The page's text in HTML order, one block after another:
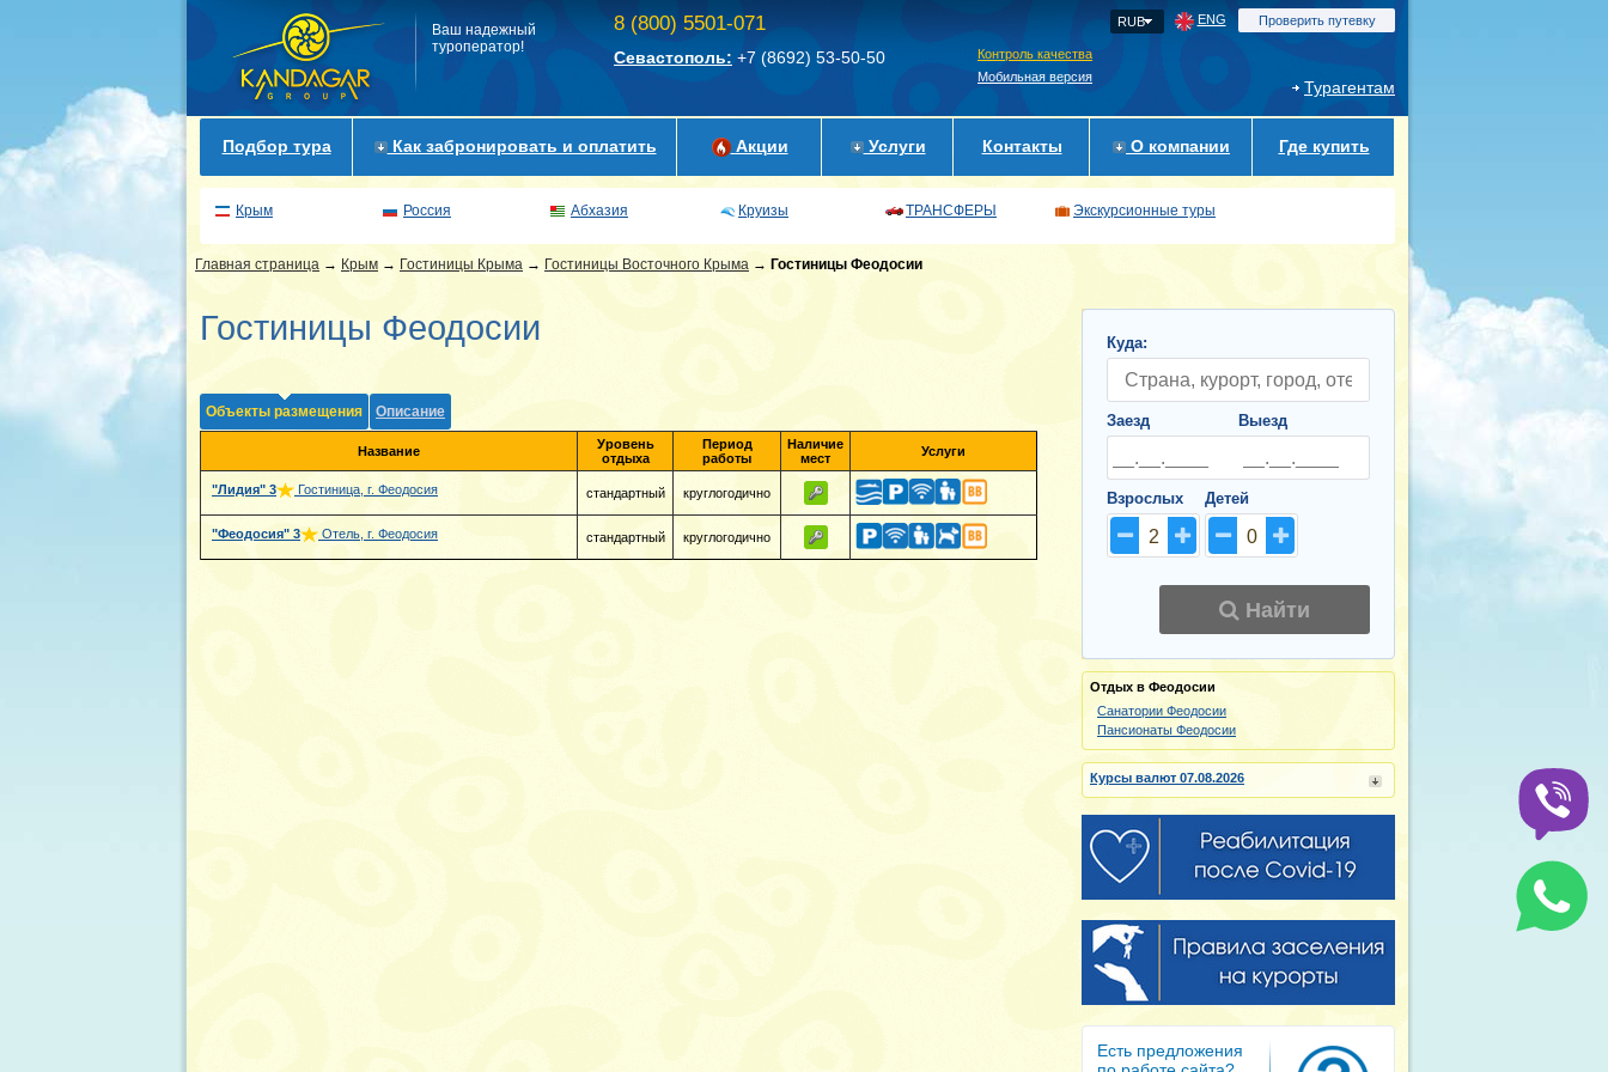
Ваш надежный
туроператор!
8 (800) 5501-071
Севастополь: +7 (8692) 53-50-50
Контроль качества
Мобильная версия
RUB ENG Проверить путевку
Турагентам
Подбор тура Как забронировать и оплатить Акции Услуги Контакты О компании Где купить
Крым Россия Абхазия Круизы ТРАНСФЕРЫ Экскурсионные туры
Главная страница → Крым → Гостиницы Крыма → Гостиницы Восточного Крыма → Гостиницы Феодосии
Гостиницы Феодосии
Объекты размещения Описание
Название
Уровень
отдыха
Период
работы
Наличие
мест
Услуги
"Лидия" 3 Гостиница, г. Феодосия стандартный круглогодично
"Феодосия" 3 Отель, г. Феодосия стандартный круглогодично
Куда:
Заезд Выезд
Взрослых
2
Детей
0
Найти
Отдых в Феодосии
Санатории Феодосии
Пансионаты Феодосии
Курсы валют 07.08.2026
Есть предложения